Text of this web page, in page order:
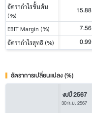
อัตรากำไรขั้นต้น
(%)
15.88
EBIT Margin (%) 7.56
อัตรากำไรสุทธิ (%) 0.99
อัตราการเปลี่ยนแปลง (%)
งบปี 2567
30 ก.ย. 2567